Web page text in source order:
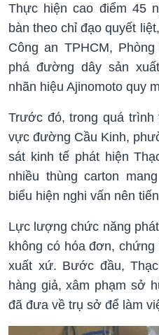
Thực hiện cao điểm 45
bàn theo chỉ đạo quyết
Công an TPHCM,
phá đường dây sản
nhãn hiệu Ajinomoto quy
Trước đó, trong quá trình
vực đường Cầu Kinh,
sát kinh tế phát hiện
nhiều thùng carton
biểu hiện nghi vấn nên
Lực lượng chức năng
không có hóa đơn,
xuất xứ. Bước đầu,
hàng giả, xâm phạm sở
đã đưa về trụ sở để làm